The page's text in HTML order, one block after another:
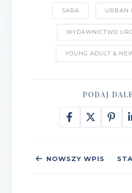
SARA URBAN
WYDAWNICTWO
YOUNG ADULT &
PODAJ
NOWSZY WPIS